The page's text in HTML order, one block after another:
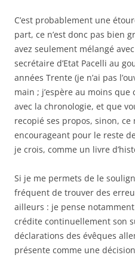
C’est probablement une
part, ce n’est donc pas bien
avez seulement mélangé
secrétaire d’Etat Pacelli au
années Trente (je n’ai pas
main ; j’espère au moins que
avec la chronologie, et que
recopié ses propos, sinon, ce
encourageant pour le reste
je crois, comme un livre
Si je me permets de le
fréquent de trouver des
ailleurs : je pense
crédite continuellement son
déclarations des évêques
présente comme une